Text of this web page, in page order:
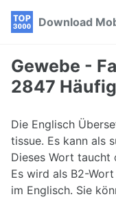
Skip
navigation
Skip
Skip
Download
Gewebe -
2847
Die Englisch
tissue. Es kann als
Dieses Wort taucht
Es wird als B2-
im Englisch. Sie